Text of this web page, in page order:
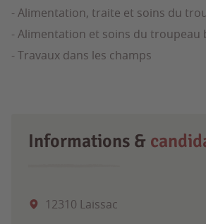
- Alimentation, traite et soins du
- Alimentation et soins du troupeau
- Travaux dans les champs
Informations &
12310 Laissac